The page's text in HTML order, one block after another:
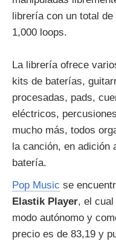
librería con un total
1,000 loops.
La librería ofrece
kits de baterías,
procesadas, pads,
eléctricos,
mucho más, todos
la canción, en adición
batería.
Pop Music se
Elastik Player, el
modo autónomo y
precio es de 83,19 y